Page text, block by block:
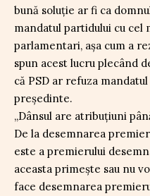
bună soluție ar fi ca
mandatul partidului cu cel
parlamentari, așa cum a
spun acest lucru plecând
că PSD ar refuza
președinte.
„Dânsul are atribuțiuni
De la desemnarea
este a premierului
aceasta primește sau nu
face desemnarea